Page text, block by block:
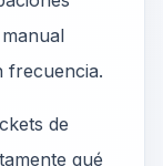
frecuencia.
de
qué